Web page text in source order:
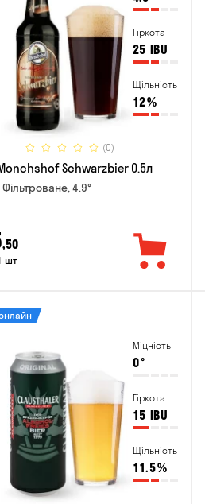
Гіркота
25 IBU
Щільність
12%
(0)
Schwarzbier 0.5л
4.9°
,50
шт
Міцність
0°
Гіркота
15 IBU
Щільність
11.5%